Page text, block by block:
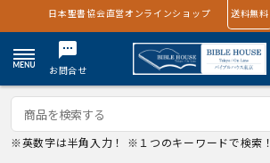
日本聖書協会直営オンラインショップ 送料無料
textsms
お問合せ
※英数字は半角入力！ ※１つのキーワードで検索！